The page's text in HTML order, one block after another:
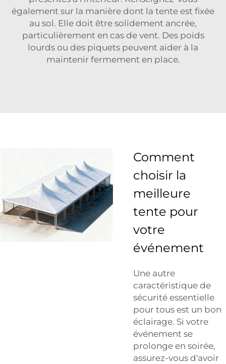
également sur la manière dont la tente est fixée
au sol. Elle doit être solidement ancrée,
particulièrement en cas de vent. Des poids
lourds ou des piquets peuvent aider à la
maintenir fermement en place.
Comment
choisir la
meilleure
tente pour
votre
événement
Une autre
caractéristique de
sécurité essentielle
pour tous est un bon
éclairage. Si votre
événement se
prolonge en soirée,
assurez-vous d'avoir